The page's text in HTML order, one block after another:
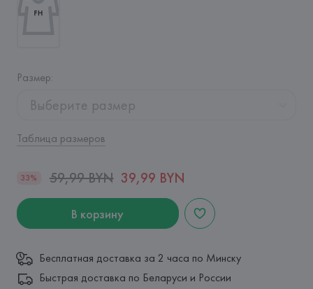
Размер:
Выберите размер
Таблица размеров
33% 59,99 BYN 39,99 BYN
В корзину
Бесплатная доставка за 2 часа по Минску
Быстрая доставка по Беларуси и России